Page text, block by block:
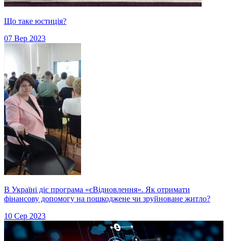
Що таке юстиція?
07 Вер 2023
В Україні діє програма «єВідновлення». Як отримати
фінансову допомогу на пошкоджене чи зруйноване житло?
10 Сер 2023